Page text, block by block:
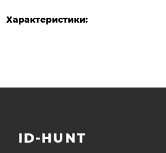
Характеристики:
ID-HUNT